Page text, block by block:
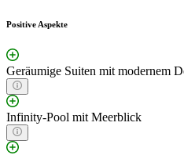
Positive Aspekte
Geräumige Suiten mit modernem
Infinity-Pool mit Meerblick